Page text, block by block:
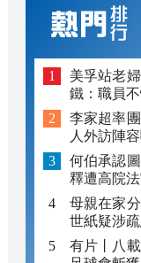
美孚站老
鐵：職員
李家超率
人外訪陣
何伯承認
釋遭高院
母親在家
世紙疑涉
有片丨八